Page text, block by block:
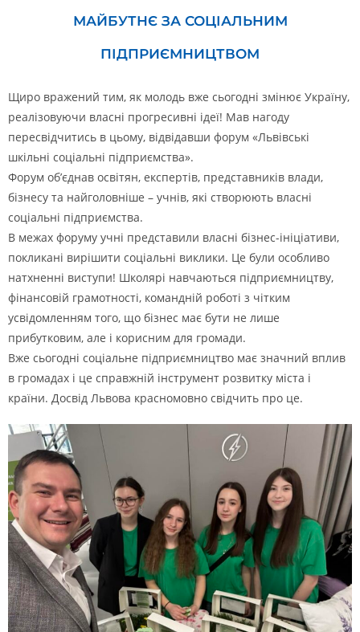
МАЙБУТНЄ ЗА СОЦІАЛЬНИМ
ПІДПРИЄМНИЦТВОМ
Щиро вражений тим, як молодь вже сьогодні змінює Україну,
реалізовуючи власні прогресивні ідеї! Мав нагоду
пересвідчитись в цьому, відвідавши форум «Львівські
шкільні соціальні підприємства».
Форум об’єднав освітян, експертів, представників влади,
бізнесу та найголовніше – учнів, які створюють власні
соціальні підприємства.
В межах форуму учні представили власні бізнес-ініціативи,
покликані вирішити соціальні виклики. Це були особливо
натхненні виступи! Школярі навчаються підприємництву,
фінансовій грамотності, командній роботі з чітким
усвідомленням того, що бізнес має бути не лише
прибутковим, але і корисним для громади.
Вже сьогодні соціальне підприємництво має значний вплив
в громадах і це справжній інструмент розвитку міста і
країни. Досвід Львова красномовно свідчить про це.